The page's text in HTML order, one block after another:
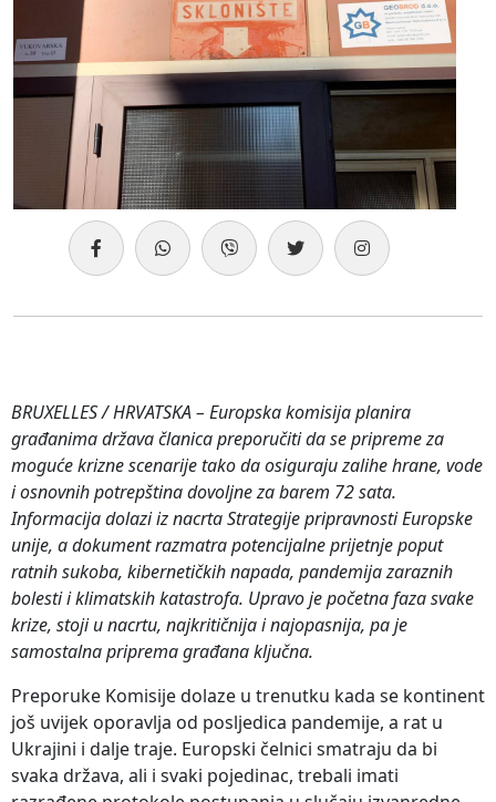
BRUXELLES / HRVATSKA – Europska komisija planira
građanima država članica preporučiti da se pripreme za
moguće krizne scenarije tako da osiguraju zalihe hrane, vode
i osnovnih potrepština dovoljne za barem 72 sata.
Informacija dolazi iz nacrta Strategije pripravnosti Europske
unije, a dokument razmatra potencijalne prijetnje poput
ratnih sukoba, kibernetičkih napada, pandemija zaraznih
bolesti i klimatskih katastrofa. Upravo je početna faza svake
krize, stoji u nacrtu, najkritičnija i najopasnija, pa je
samostalna priprema građana ključna.
Preporuke Komisije dolaze u trenutku kada se kontinent
još uvijek oporavlja od posljedica pandemije, a rat u
Ukrajini i dalje traje. Europski čelnici smatraju da bi
svaka država, ali i svaki pojedinac, trebali imati